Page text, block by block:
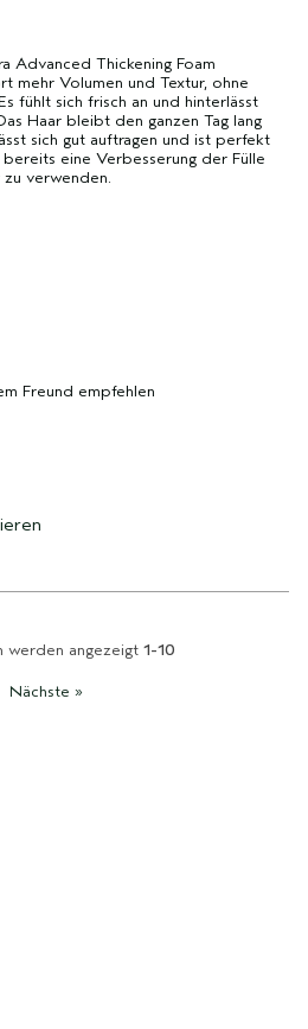
Advanced Thickening Foam
mehr Volumen und Textur, ohne
fühlt sich frisch an und hinterlässt
Haar bleibt den ganzen Tag lang
sich gut auftragen und ist perfekt
eine Verbesserung der Fülle
verwenden.
Freund empfehlen
werden angezeigt 1-10
Nächste »